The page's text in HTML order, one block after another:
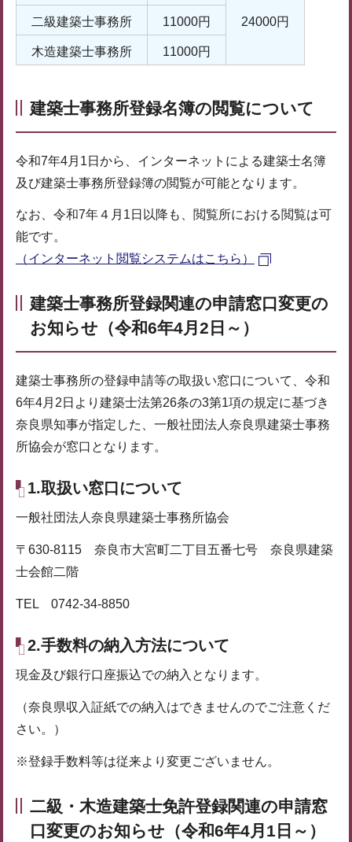
24000円
二級建築士事務所 11000円
木造建築士事務所 11000円
建築士事務所登録名簿の閲覧について
令和7年4月1日から、インターネットによる建築士名簿
及び建築士事務所登録簿の閲覧が可能となります。
なお、令和7年４月1日以降も、閲覧所における閲覧は可
能です。
（インターネット閲覧システムはこちら）
建築士事務所登録関連の申請窓口変更の
お知らせ（令和6年4月2日～）
建築士事務所の登録申請等の取扱い窓口について、令和
6年4月2日より建築士法第26条の3第1項の規定に基づき
奈良県知事が指定した、一般社団法人奈良県建築士事務
所協会が窓口となります。
1.取扱い窓口について
一般社団法人奈良県建築士事務所協会
〒630-8115 奈良市大宮町二丁目五番七号 奈良県建築
士会館二階
TEL 0742-34-8850
2.手数料の納入方法について
現金及び銀行口座振込での納入となります。
（奈良県収入証紙での納入はできませんのでご注意くだ
さい。）
※登録手数料等は従来より変更ございません。
二級・木造建築士免許登録関連の申請窓
口変更のお知らせ（令和6年4月1日～）